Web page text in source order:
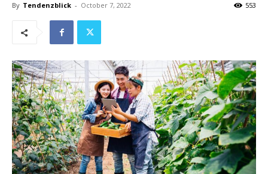
By Tendenzblick - October 7, 2022 553